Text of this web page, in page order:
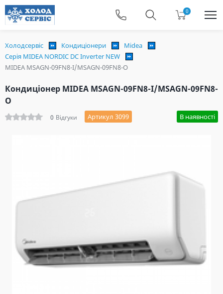
0
Холодсервіс Кондиціонери
Midea
Серія MIDEA NORDIC DC Inverter NEW
MIDEA MSAGN-09FN8-I/MSAGN-09FN8-O
Кондиціонер MIDEA MSAGN-09FN8-I/MSAGN-09FN8-
O
0 Відгуки Артикул 3099 В наявності